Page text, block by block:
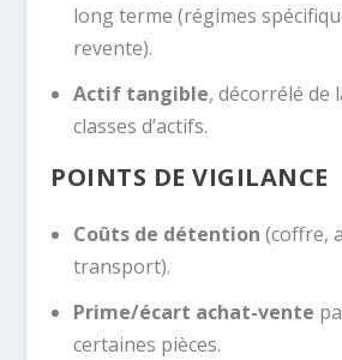
long terme (régimes
revente).
Actif tangible, décorrélé de
classes d’actifs.
POINTS DE VIGILANCE
Coûts de détention (coffre,
transport).
Prime/écart achat-vente
certaines pièces.